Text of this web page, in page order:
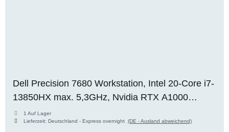
Dell Precision 7680 Workstation, Intel 20-Core i7-
13850HX max. 5,3GHz, Nvidia RTX A1000
(6GB), 16GB DDR5, 512GB M.2 NVMe SSD,
FHD+, WIN 11 Pro
1 Auf Lager
Lieferzeit: Deutschland - Express overnight (DE - Ausland abweichend)